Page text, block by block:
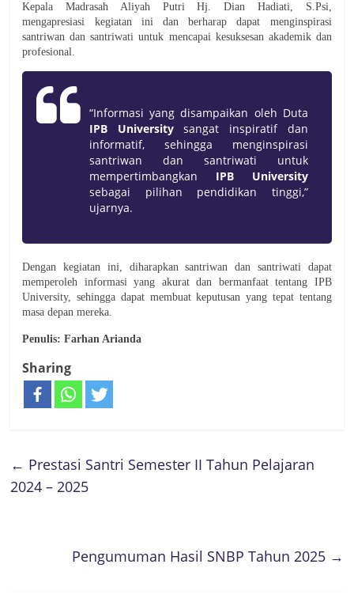
Kepala Madrasah Aliyah Putri Hj. Dian Hadiati, S.Psi,
mengapresiasi kegiatan ini dan berharap dapat menginspirasi
santriwan dan santriwati untuk mencapai kesuksesan akademik dan
profesional.
“Informasi yang disampaikan oleh Duta
IPB Universitysangat inspiratif dan
informatif, sehingga menginspirasi
santriwan dan santriwati untuk
mempertimbangkan IPB University
sebagai pilihan pendidikan tinggi,”
ujarnya.
Dengan kegiatan ini, diharapkan santriwan dan santriwati dapat
memperoleh informasi yang akurat dan bermanfaat tentang IPB
University, sehingga dapat membuat keputusan yang tepat tentang
masa depan mereka.
Penulis: Farhan Arianda
Sharing
← Prestasi Santri Semester II Tahun Pelajaran
2024 – 2025
Pengumuman Hasil SNBP Tahun 2025 →